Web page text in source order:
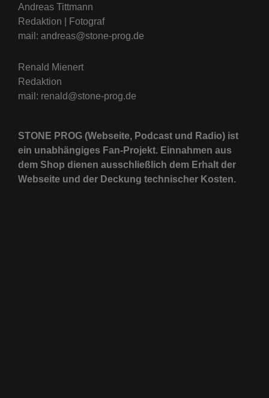
Andreas Tittmann
Redaktion | Fotograf
mail: andreas@stone-prog.de
Renald Mienert
Redaktion
mail: renald@stone-prog.de
STONE PROG (Webseite, Podcast und Radio) ist
ein unabhängiges Fan-Projekt. Einnahmen aus
dem Shop dienen ausschließlich dem Erhalt der
Webseite und der Deckung technischer Kosten.